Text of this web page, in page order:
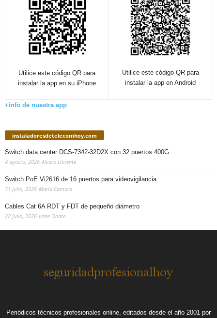
Utilice este código QR para
instalar la app en su iPhone
Utilice este código QR para
instalar la app en Android
+info de nuestra app
instaladoresdetelecomhoy.com
Switch data center DCS-7342-32D2X con 32 puertos 400G
4 agosto, 2026 Alvaro Llorente
Switch PoE Vi2616 de 16 puertos para videovigilancia
31 julio, 2026 Maria Camara
Cables Cat 6A RDT y FDT de pequeño diámetro
22 julio, 2026 Irene Onate
Periódicos técnicos profesionales online, editados desde el año 2001 por